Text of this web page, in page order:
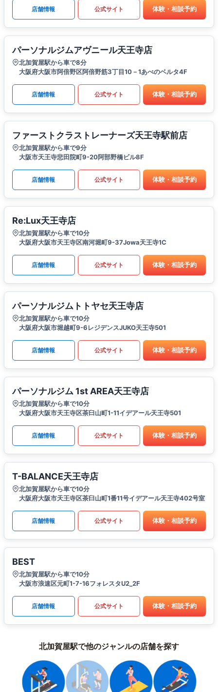
店舗情報 公式サイト 体験・相談予約
パーソナルジムアヴニール天王寺店
北加賀屋駅から車で8分
大阪府大阪市阿倍野区阿倍野筋3丁目10－1あべのベルタ4F
店舗情報 公式サイト 体験・相談予約
ファーストクラストレーナーズ天王寺駅前店
北加賀屋駅から車で9分
大阪市天王寺悲田院町9-20阿部野橋ビル8F
店舗情報 公式サイト 体験・相談予約
Re:Lux天王寺店
北加賀屋駅から車で10分
大阪府大阪市天王寺区南河堀町9-37Jowa天王寺1C
店舗情報 公式サイト 体験・相談予約
パーソナルジムトトヤセ天王寺店
北加賀屋駅から車で10分
大阪府大阪市堀越町9-6レジデンスJUKO天王寺501
店舗情報 公式サイト 体験・相談予約
パーソナルジム 1st AREA天王寺店
北加賀屋駅から車で10分
大阪府大阪市天王寺区茶臼山町1-11イデアール天王寺501
店舗情報 公式サイト 体験・相談予約
T-BALANCE天王寺店
北加賀屋駅から車で10分
大阪府大阪市天王寺区茶臼山町1番11号イデアール天王寺402号室
店舗情報 公式サイト 体験・相談予約
BEST
北加賀屋駅から車で10分
大阪市浪速区元町1-7-16フォレスタU2_2F
店舗情報 公式サイト 体験・相談予約
北加賀屋駅で他のジャンルの店舗を探す